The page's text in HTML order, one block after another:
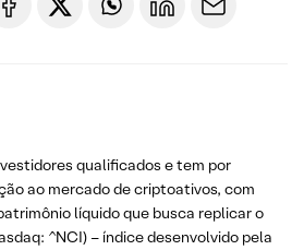
qualificados e tem por
ao mercado de criptoativos, com
líquido que busca replicar o
^NCI) – índice desenvolvido pela